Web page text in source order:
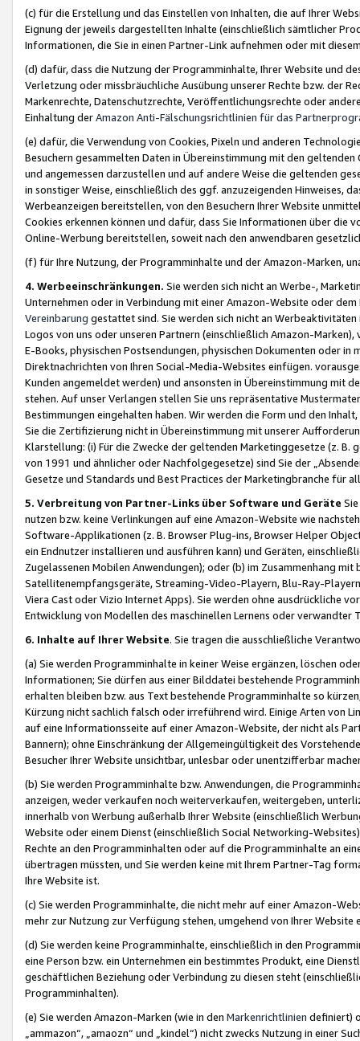
(c) für die Erstellung und das Einstellen von Inhalten, die auf Ihrer
Eignung der jeweils dargestellten Inhalte (einschließlich sämtlicher
Informationen, die Sie in einen Partner-Link aufnehmen oder mit
(d) dafür, dass die Nutzung der Programminhalte, Ihrer Website und
Verletzung oder missbräuchliche Ausübung unserer Rechte bzw. der
Markenrechte, Datenschutzrechte, Veröffentlichungsrechte oder
Einhaltung derAmazon Anti-Fälschungsrichtlinien für das
(e) dafür, die Verwendung von Cookies, Pixeln und anderen
Besuchern gesammelten Daten in Übereinstimmung mit den
und angemessen darzustellen und auf andere Weise die geltenden
in sonstiger Weise, einschließlich des ggf. anzuzeigenden Hinweises,
Werbeanzeigen bereitstellen, von den Besuchern Ihrer Website
Cookies erkennen können und dafür, dass Sie Informationen über die
Online-Werbung bereitstellen, soweit nach den anwendbaren
(f) für Ihre Nutzung, der Programminhalte und der Amazon-Marken,
4. Werbeeinschränkungen. Sie werden sich nicht an Werbe-,
Unternehmen oder in Verbindung mit einer Amazon-Website oder
Vereinbarung gestattet sind. Sie werden sich nicht an
Logos von uns oder unseren Partnern (einschließlich Amazon-
E-Books, physischen Postsendungen, physischen Dokumenten oder in
Direktnachrichten von Ihren Social-Media-Websites einfügen.
Kunden angemeldet werden) und ansonsten in Übereinstimmung mit
stehen. Auf unser Verlangen stellen Sie uns repräsentative
Bestimmungen eingehalten haben. Wir werden die Form und den
Sie die Zertifizierung nicht in Übereinstimmung mit unserer
Klarstellung: (i) Für die Zwecke der geltenden Marketinggesetze (z. B.
von 1991 und ähnlicher oder Nachfolgegesetze) sind Sie der
Gesetze und Standards und Best Practices der Marketingbranche für
5. Verbreitung von Partner-Links über Software und Geräte
nutzen bzw. keine Verlinkungen auf eine Amazon-Website wie
Software-Applikationen (z. B. Browser Plug-ins, Browser Helper
ein Endnutzer installieren und ausführen kann) und Geräten,
Zugelassenen Mobilen Anwendungen); oder (b) im Zusammenhang
Satellitenempfangsgeräte, Streaming-Video-Playern, Blu-Ray-
Viera Cast oder Vizio Internet Apps). Sie werden ohne ausdrückliche
Entwicklung von Modellen des maschinellen Lernens oder
6. Inhalte auf Ihrer Website. Sie tragen die ausschließliche
(a) Sie werden Programminhalte in keiner Weise ergänzen, löschen
Informationen; Sie dürfen aus einer Bilddatei bestehende
erhalten bleiben bzw. aus Text bestehende Programminhalte so
Kürzung nicht sachlich falsch oder irreführend wird. Einige Arten von
auf eine Informationsseite auf einer Amazon-Website, der nicht als
Bannern); ohne Einschränkung der Allgemeingültigkeit des
Besucher Ihrer Website unsichtbar, unlesbar oder unentzifferbar
(b) Sie werden Programminhalte bzw. Anwendungen, die
anzeigen, weder verkaufen noch weiterverkaufen, weitergeben,
innerhalb von Werbung außerhalb Ihrer Website (einschließlich
Website oder einem Dienst (einschließlich Social Networking-
Rechte an den Programminhalten oder auf die Programminhalte an
übertragen müssten, und Sie werden keine mit Ihrem Partner-Tag
Ihre Website ist.
(c) Sie werden Programminhalte, die nicht mehr auf einer Amazon-
mehr zur Nutzung zur Verfügung stehen, umgehend von Ihrer
(d) Sie werden keine Programminhalte, einschließlich in den
eine Person bzw. ein Unternehmen ein bestimmtes Produkt, eine
geschäftlichen Beziehung oder Verbindung zu diesen steht
Programminhalten).
(e) Sie werden Amazon-Marken (wie in den Markenrichtlinien definiert)
„ammazon“, „amaozn“ und „kindel“) nicht zwecks Nutzung in einer